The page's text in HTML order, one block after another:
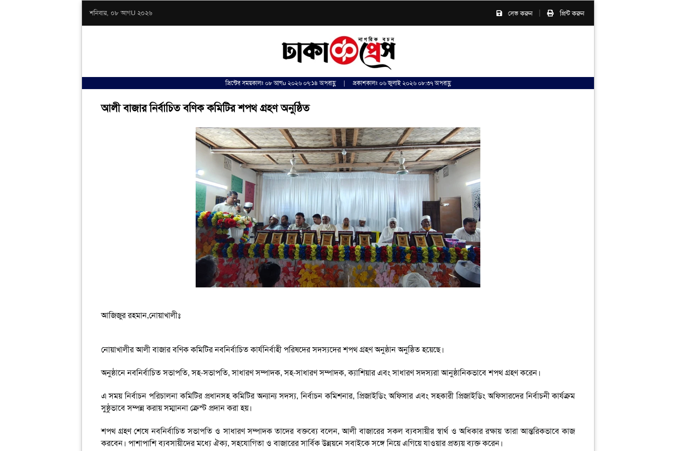
শনিবার, ০৮ আগU ২০২৬ সেভ করুন | প্রিন্ট করুন
প্রিন্টের সময়কালঃ ০৮ আগu ২০২৬ ০৭:১৪ অপরাহ্ণ | প্রকাশকালঃ ০৬ জুলাই ২০২৬ ০৮:৩৭ অপরাহ্ণ
আলী বাজার নির্বাচিত বণিক কমিটির শপথ গ্রহণ অনুষ্ঠিত
আজিজুর রহমান,নোয়াখালীঃ
নোয়াখালীর আলী বাজার বণিক কমিটির নবনির্বাচিত কার্যনির্বাহী পরিষদের সদস্যদের শপথ গ্রহণ অনুষ্ঠান অনুষ্ঠিত হয়েছে।
অনুষ্ঠানে নবনির্বাচিত সভাপতি, সহ-সভাপতি, সাধারণ সম্পাদক, সহ-সাধারণ সম্পাদক, ক্যাশিয়ার এবং সাধারণ সদস্যরা আনুষ্ঠানিকভাবে শপথ গ্রহণ করেন।
এ সময় নির্বাচন পরিচালনা কমিটির প্রধানসহ কমিটির অন্যান্য সদস্য, নির্বাচন কমিশনার, প্রিজাইডিং অফিসার এবং সহকারী প্রিজাইডিং অফিসারদের নির্বাচনী কার্যক্রম
সুষ্ঠুভাবে সম্পন্ন করায় সম্মাননা ক্রেস্ট প্রদান করা হয়।
শপথ গ্রহণ শেষে নবনির্বাচিত সভাপতি ও সাধারণ সম্পাদক তাদের বক্তব্যে বলেন, আলী বাজারের সকল ব্যবসায়ীর স্বার্থ ও অধিকার রক্ষায় তারা আন্তরিকভাবে কাজ
করবেন। পাশাপাশি ব্যবসায়ীদের মধ্যে ঐক্য, সহযোগিতা ও বাজারের সার্বিক উন্নয়নে সবাইকে সঙ্গে নিয়ে এগিয়ে যাওয়ার প্রত্যয় ব্যক্ত করেন।